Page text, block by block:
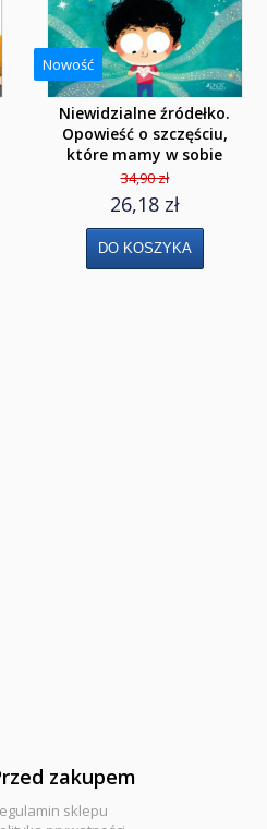
Nowość
Niewidzialne źródełko.
Opowieść o szczęściu,
które mamy w sobie
34,90 zł
26,18 zł
zakupem
sklepu